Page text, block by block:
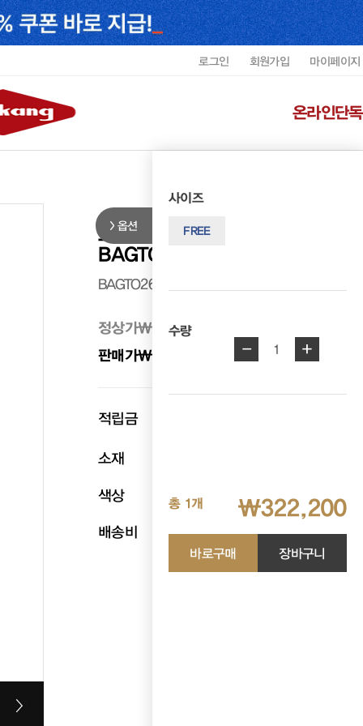
로그인 회원가입 마이페이지
온라인단독
옵션
사이즈
FREE
수량
- 1 +
총 1개 ₩322,200
바로구매 장바구니
르느와르 여성 소가죽 토트백
BAGTO2611WRENF5
BAGTO2611WRENF5
정상가₩ 358,000
판매가₩ 322,200
적립금
소재
색상 브라운
배송비 무료배송